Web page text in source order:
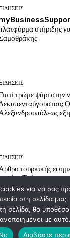
EΙΔΗΣΕΙΣ
στήριξης
τρώμε ψάρι στην
EΙΔΗΣΕΙΣ
τουρκικής
οι Τούρκοι
νησιά για διακοπές
Load more
για να σας
στη σελίδα
τη σελίδα, θα
με αυτό.
Διαβάστε